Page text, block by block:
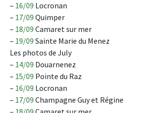
– 16/09 Locronan
– 17/09 Quimper
– 18/09 Camaret sur mer
– 19/09 Sainte Marie du Menez
Les photos de July
– 14/09 Douarnenez
– 15/09 Pointe du Raz
– 16/09 Locronan
– 17/09 Champagne Guy et Régine